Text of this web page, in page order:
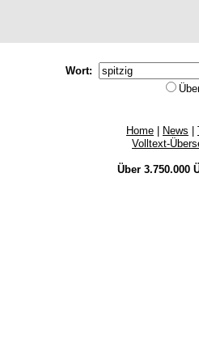
Wort:
Home News
Volltext-
Über 3.750.000